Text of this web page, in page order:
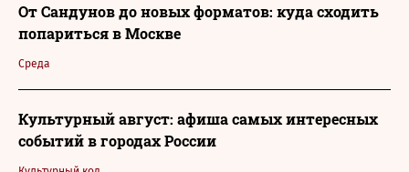
Среда
От Сандунов до новых форматов: куда сходить
попариться в Москве
Культурный август: афиша самых интересных
событий в городах России